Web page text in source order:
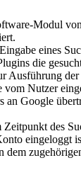
Modul
eines
die
Ausführung
vom Nutzer
an Google
des
eingeloggt
dem